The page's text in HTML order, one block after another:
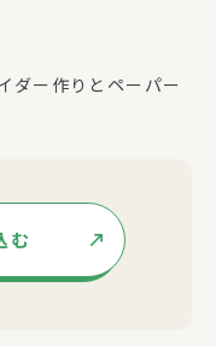
ダー作りとペーパー
む